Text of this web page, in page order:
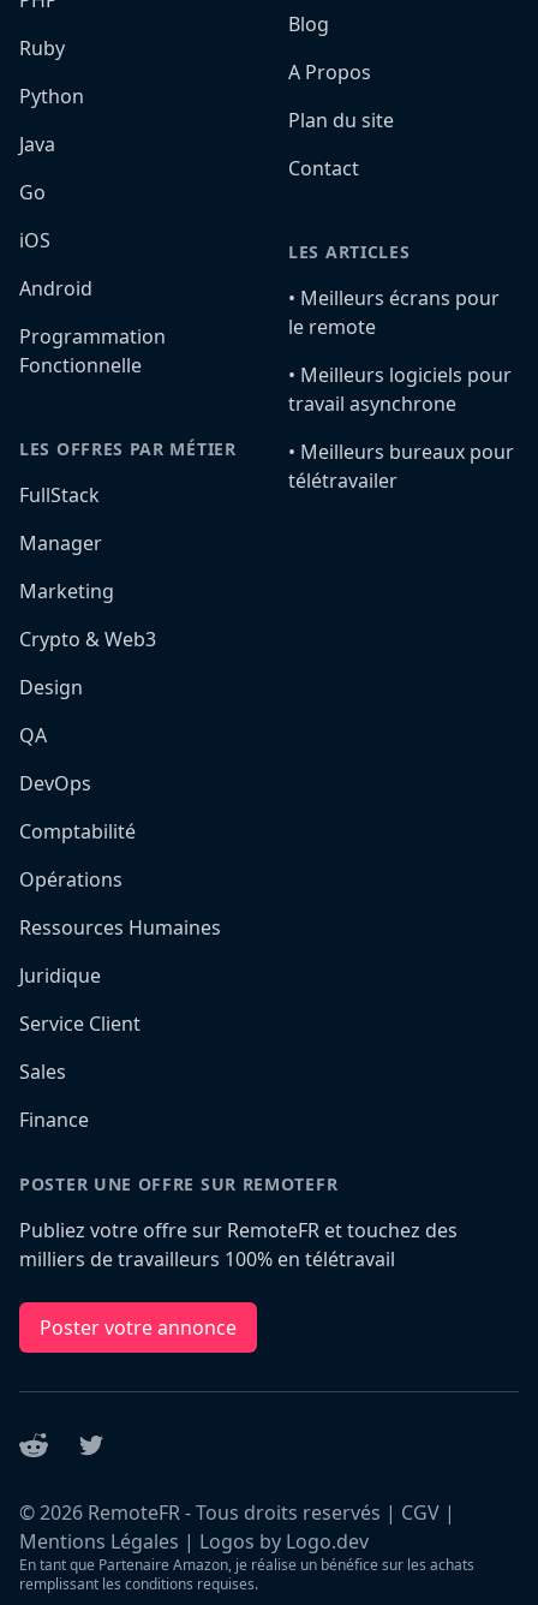
Ruby
Python
Java
Go
iOS
Android
Programmation
Fonctionnelle
LES OFFRES PAR MÉTIER
FullStack
Manager
Marketing
Crypto & Web3
Design
QA
DevOps
Comptabilité
Opérations
Ressources Humaines
Juridique
Service Client
Sales
Finance
Blog
A Propos
Plan du site
Contact
LES ARTICLES
•️ Meilleurs écrans pour
le remote
•️ Meilleurs logiciels pour
travail asynchrone
•️ Meilleurs bureaux pour
télétravailer
POSTER UNE OFFRE SUR REMOTEFR
Publiez votre offre sur RemoteFR et touchez des
milliers de travailleurs 100% en télétravail
Poster votre annonce
Reddit Twitter
©2026 RemoteFR - Tous droits reservés | CGV |
Mentions Légales | Logos by Logo.dev
En tant que Partenaire Amazon, je réalise un bénéfice sur les achats
remplissant les conditions requises.